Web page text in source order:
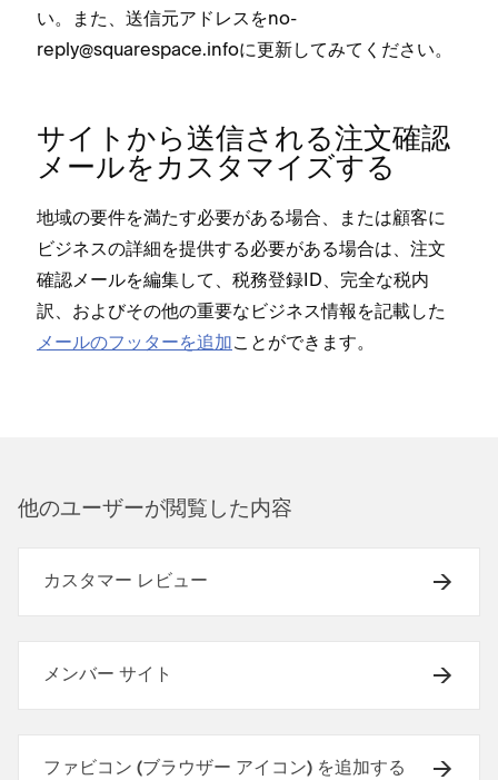
い⁠。また⁠、送信元アドレスをno-
reply@squarespace⁠.infoに更新してみてください⁠。
サイトから送信される注文確認
メ⁠ールをカスタマイズする
地域の要件を満たす必要がある場合⁠、または顧客に
ビジネスの詳細を提供する必要がある場合は⁠、注文
確認メ⁠ールを編集して⁠、税務登録ID⁠、完全な税内
訳⁠、およびその他の重要なビジネス情報を記載した
メ⁠ールのフ⁠ッタ⁠ーを追加ことができます⁠。
他のユ⁠ーザ⁠ーが閲覧した内容
カスタマー レビュー
メンバー サイト
ファビコン (ブラウザー アイコン) を追加する